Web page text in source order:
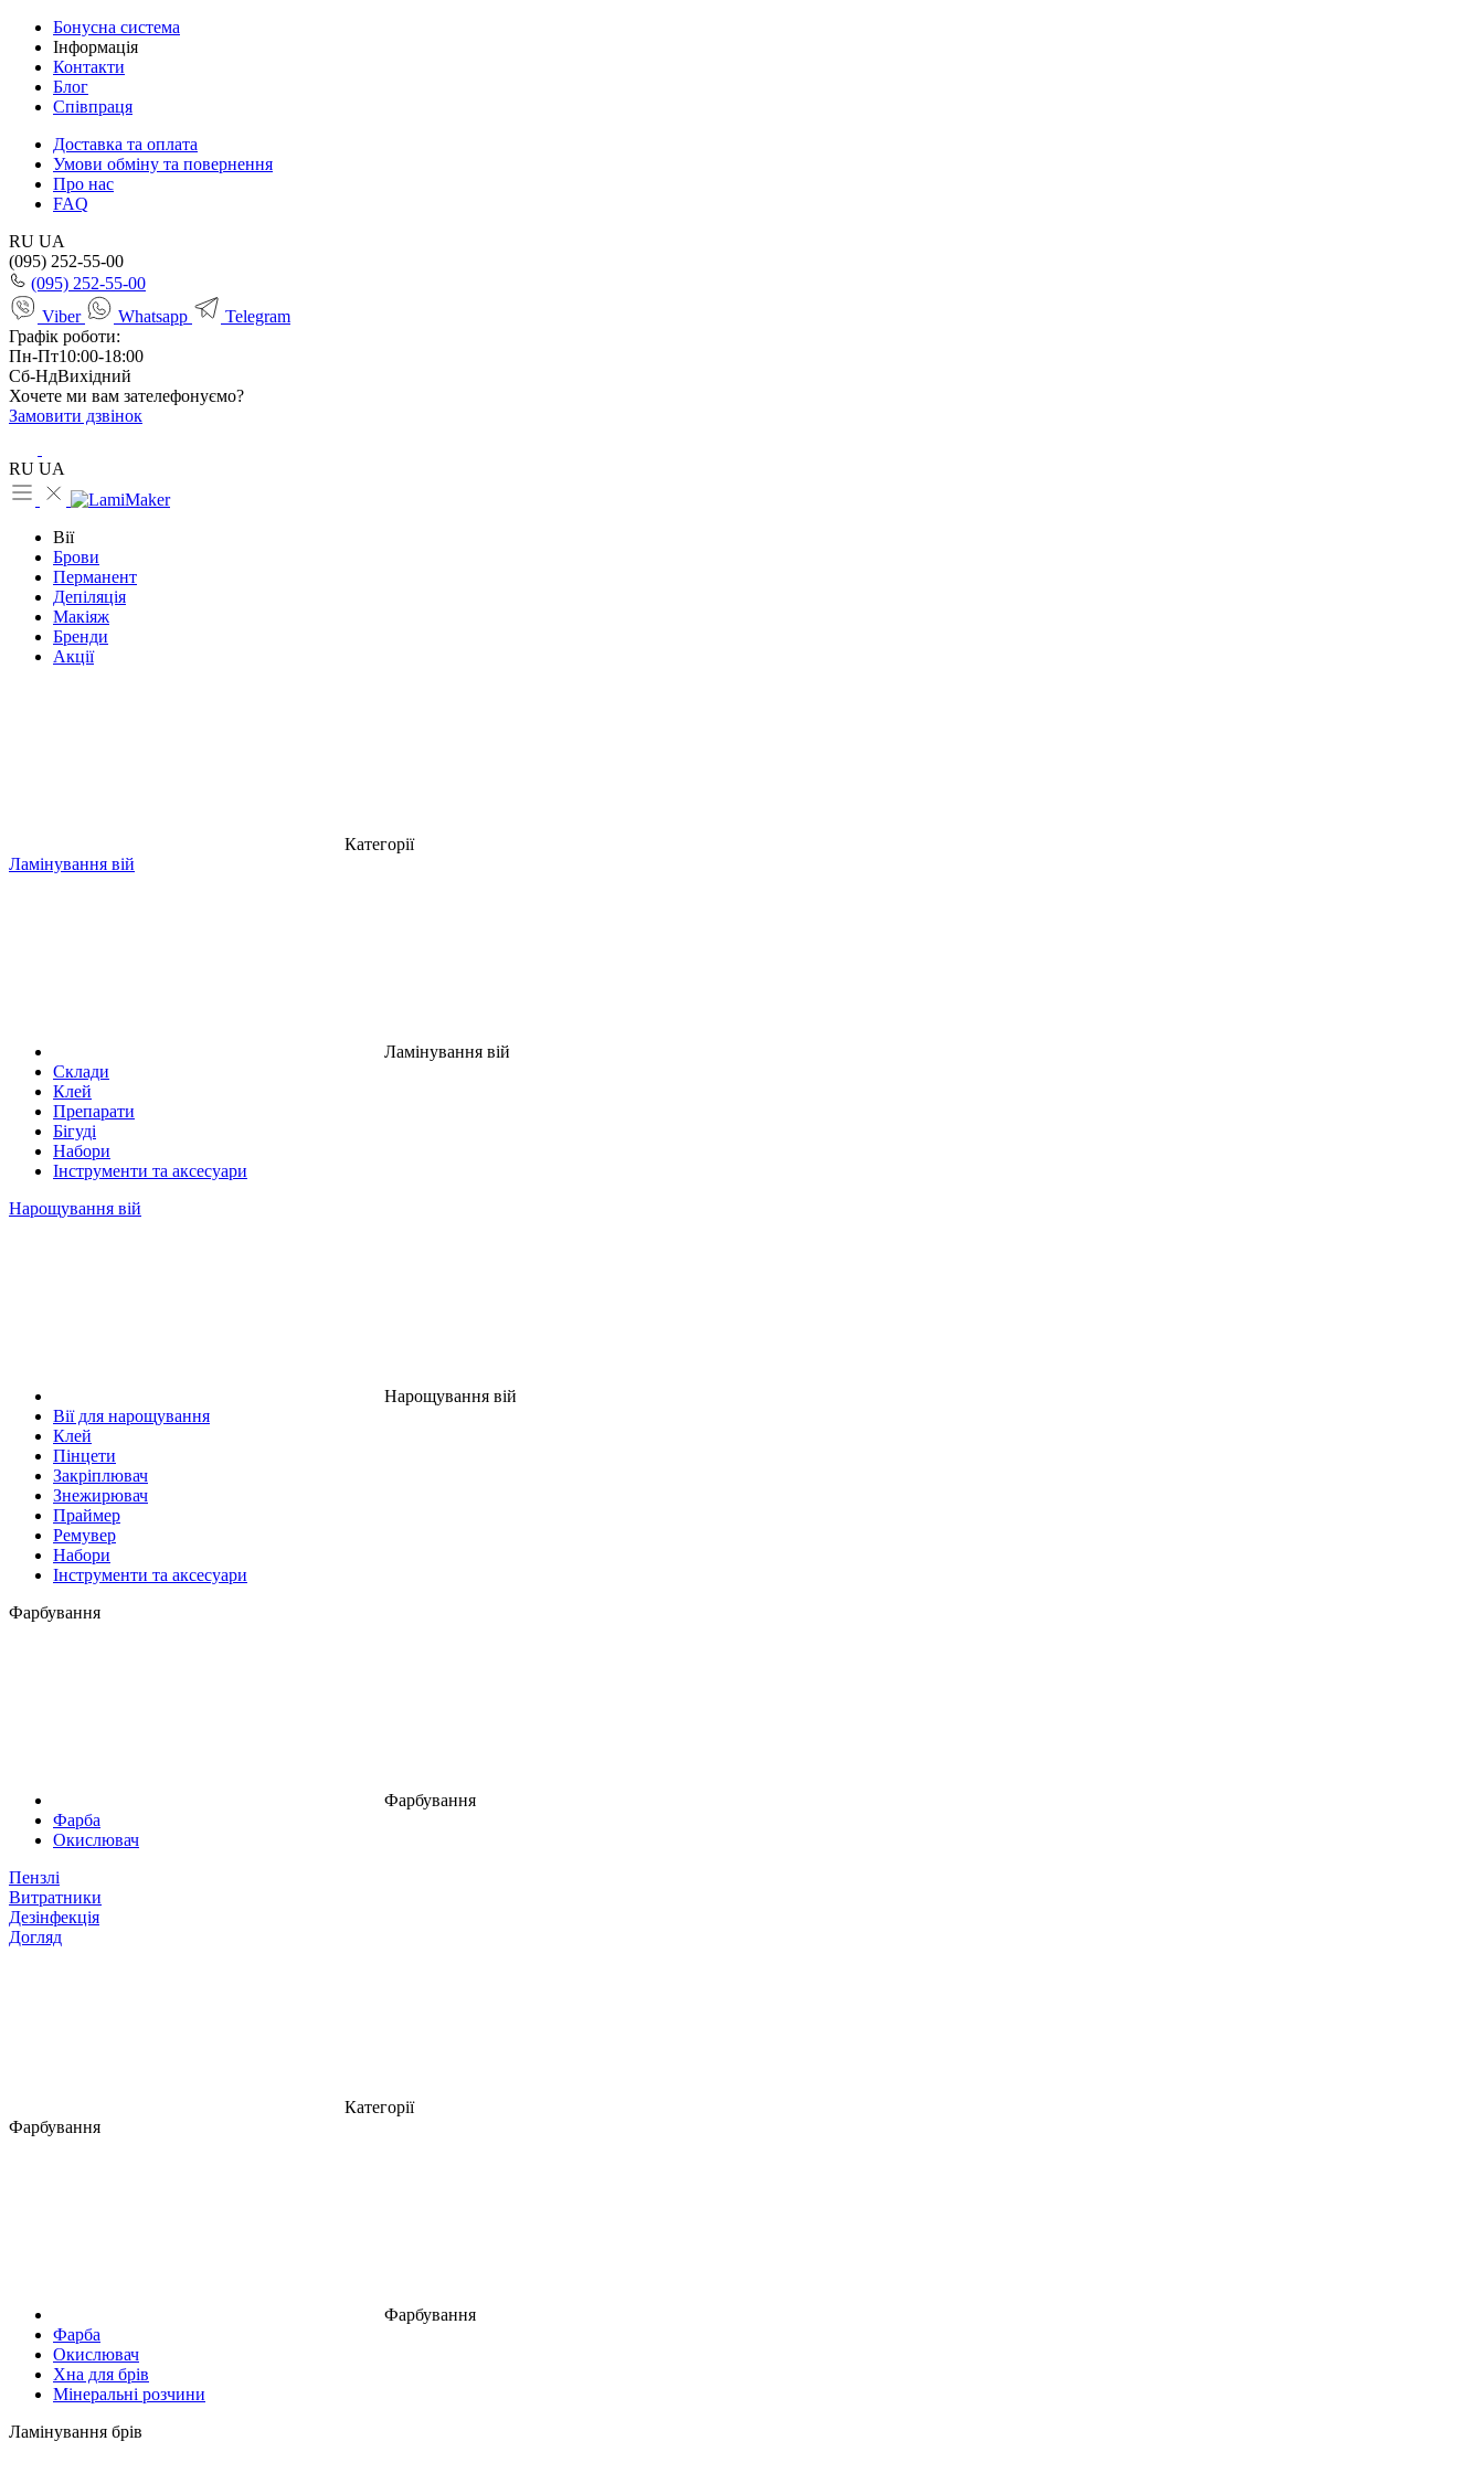
Бонусна система
Інформація
Контакти
Блог
Співпраця
Доставка та оплата
Умови обміну та повернення
Про нас
FAQ
RU UA
(095) 252-55-00
(095) 252-55-00
Viber
Whatsapp
Telegram
Графік роботи:
Пн-Пт10:00-18:00
Сб-НдВихідний
Хочете ми вам зателефонуємо?
Замовити дзвінок
RU UA
Вії
Брови
Перманент
Депіляція
Макіяж
Бренди
Акції
Категорії
Ламінування вій
Ламінування вій
Склади
Клей
Препарати
Бігуді
Набори
Інструменти та аксесуари
Нарощування вій
Нарощування вій
Вії для нарощування
Клей
Пінцети
Закріплювач
Знежирювач
Праймер
Ремувер
Набори
Інструменти та аксесуари
Фарбування
Фарбування
Фарба
Окислювач
Пензлі
Витратники
Дезінфекція
Догляд
Категорії
Фарбування
Фарбування
Фарба
Окислювач
Хна для брів
Мінеральні розчини
Ламінування брів